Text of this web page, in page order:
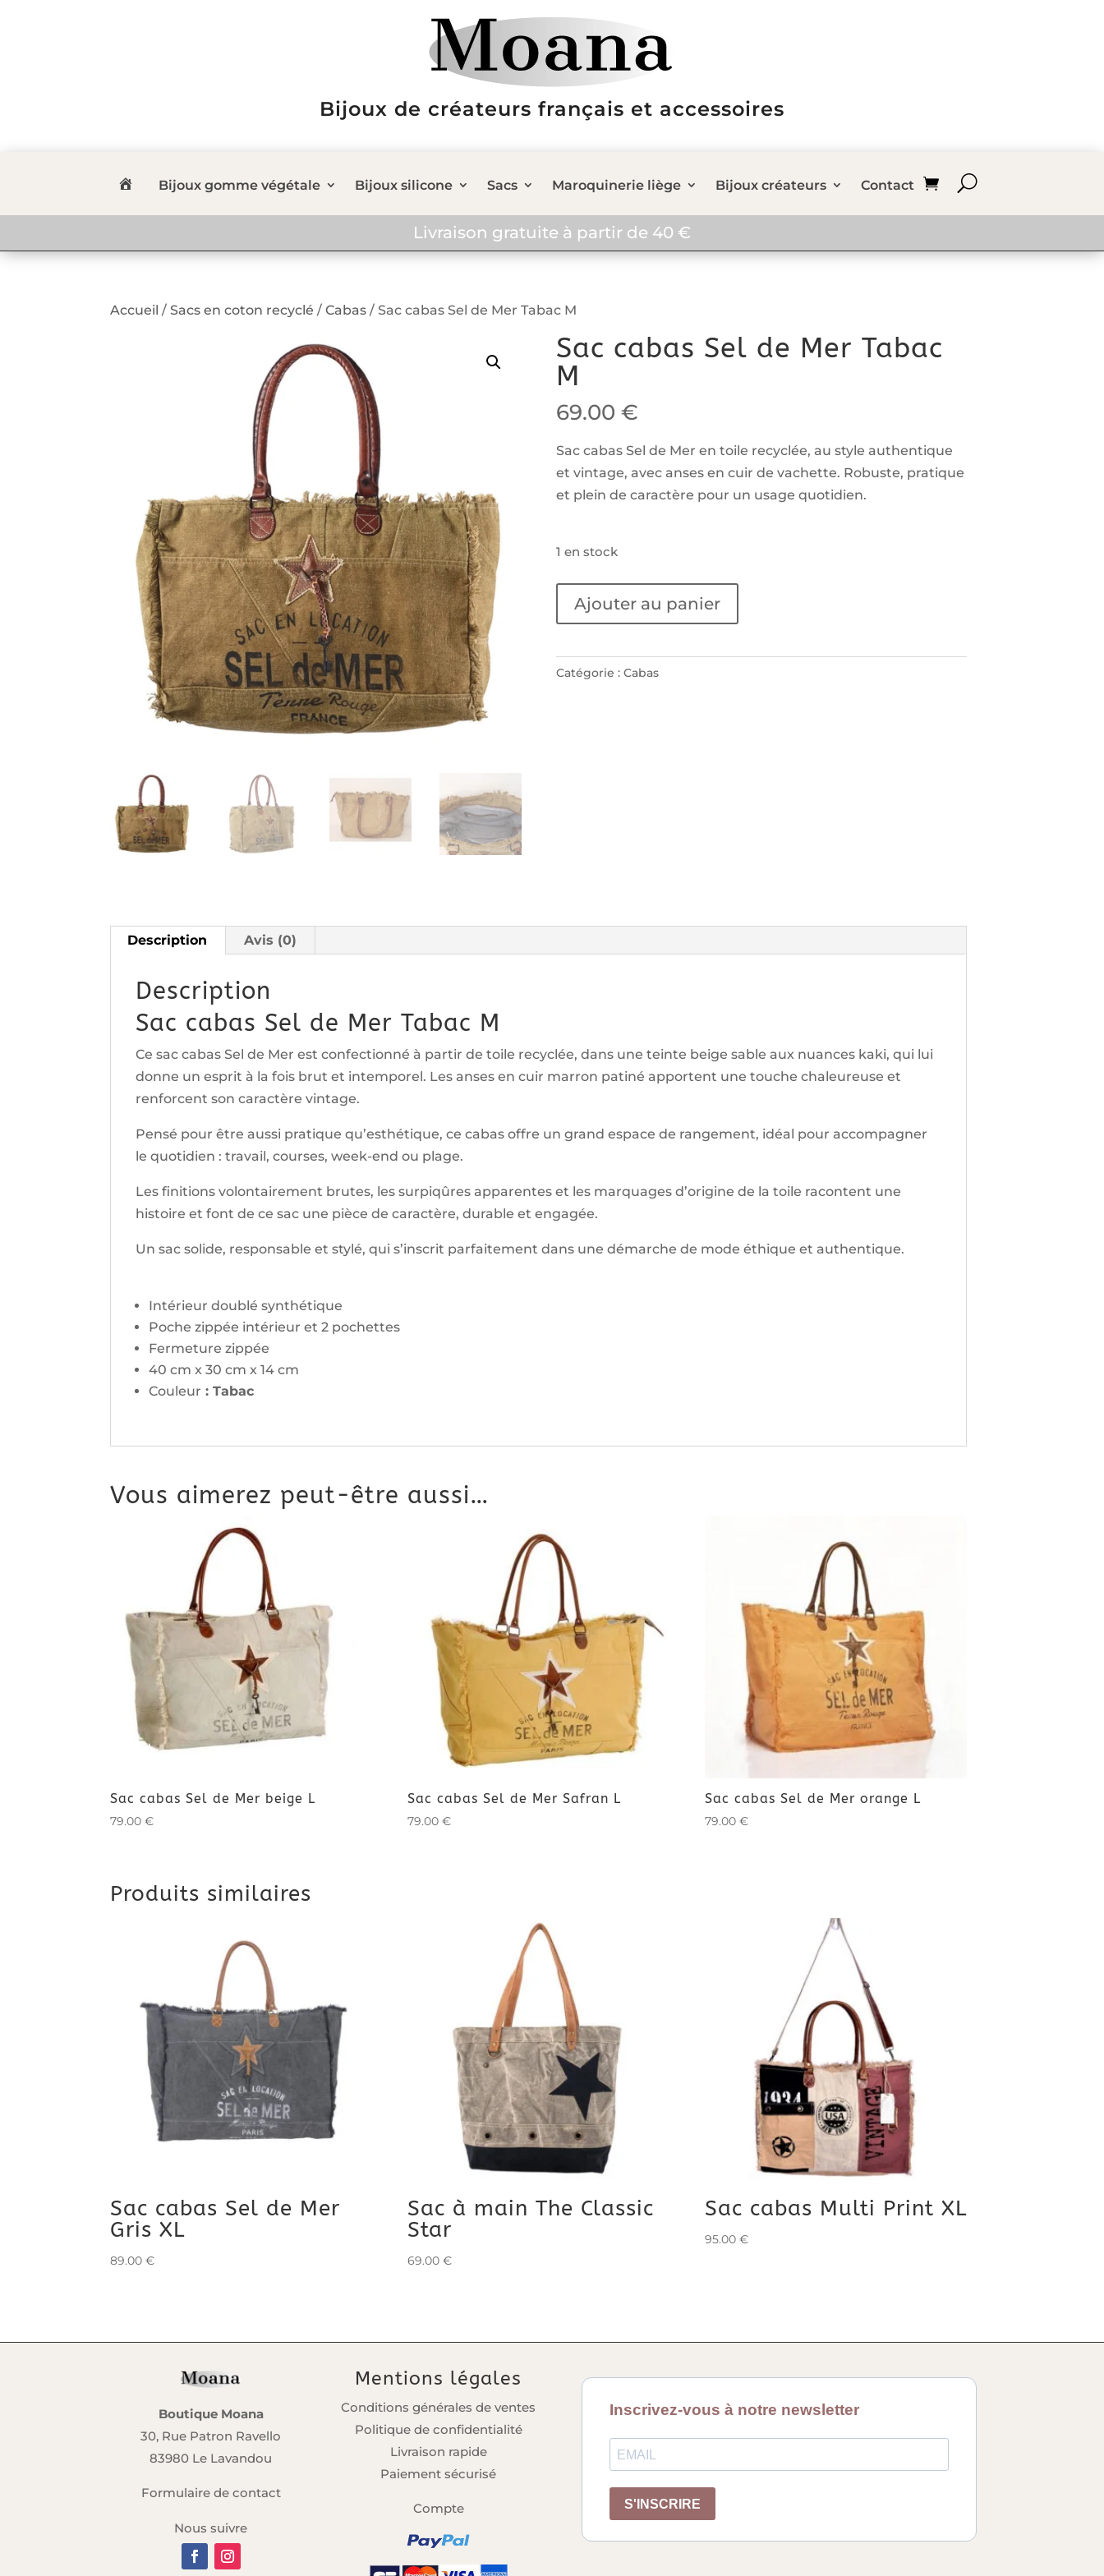
Bijoux de créateurs français et accessoires
Bijoux gomme végétale Bijoux silicone Sacs Maroquinerie liège Bijoux créateurs Contact
Livraison gratuite à partir de 40 €
Accueil /Sacs en coton recyclé /Cabas / Sac cabas Sel de Mer Tabac M
Sac cabas Sel de Mer Tabac
M
69.00 €
Sac cabas Sel de Mer en toile recyclée, au style authentique
et vintage, avec anses en cuir de vachette. Robuste, pratique
et plein de caractère pour un usage quotidien.
1 en stock
quantité
cabas
Sel
Ajouter au panier
Catégorie : Cabas
Description Avis (0)
Description
Sac cabas Sel de Mer Tabac M
Ce sac cabas Sel de Mer est confectionné à partir de toile recyclée, dans une teinte beige sable aux nuances kaki, qui lui
donne un esprit à la fois brut et intemporel. Les anses en cuir marron patiné apportent une touche chaleureuse et
renforcent son caractère vintage.
Pensé pour être aussi pratique qu’esthétique, ce cabas offre un grand espace de rangement, idéal pour accompagner
le quotidien : travail, courses, week-end ou plage.
Les finitions volontairement brutes, les surpiqûres apparentes et les marquages d’origine de la toile racontent une
histoire et font de ce sac une pièce de caractère, durable et engagée.
Un sac solide, responsable et stylé, qui s’inscrit parfaitement dans une démarche de mode éthique et authentique.
Intérieur doublé synthétique
Poche zippée intérieur et 2 pochettes
Fermeture zippée
40 cm x 30 cm x 14 cm
Couleur : Tabac
Vous aimerez peut-être aussi…
Sac cabas Sel de Mer beige L
79.00€
Sac cabas Sel de Mer Safran L
79.00€
Sac cabas Sel de Mer orange L
79.00 €
Produits similaires
Sac cabas Sel de Mer
Gris XL
89.00€
Sac à main The Classic
Star
69.00€
Sac cabas Multi Print XL
95.00 €
Boutique Moana
30, Rue Patron Ravello
83980 Le Lavandou
Formulaire de contact
Nous suivre
Mentions légales
Conditions générales de ventes
Politique de confidentialité
Livraison rapide
Paiement sécurisé
Compte